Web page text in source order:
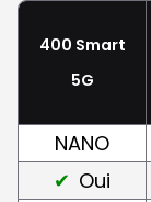
400 Smart
5G
NANO
Oui